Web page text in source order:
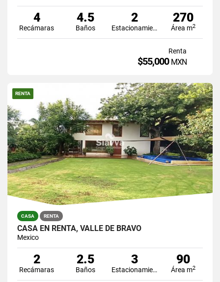
4
Recámaras
4.5
Baños
2
Estacionamiento
270
Área m2
Renta
$55,000 MXN
RENTA
CASA RENTA
CASA EN RENTA, VALLE DE BRAVO
Mexico
2
Recámaras
2.5
Baños
3
Estacionamiento
90
Área m2